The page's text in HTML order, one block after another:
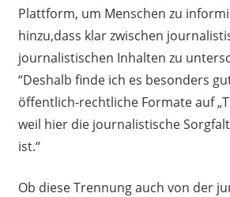
Plattform, um Menschen zu
hinzu,dass klar zwischen
journalistischen Inhalten zu
“Deshalb finde ich es besonders
öffentlich-rechtliche Formate auf
weil hier die journalistische
ist.“
Ob diese Trennung auch von der